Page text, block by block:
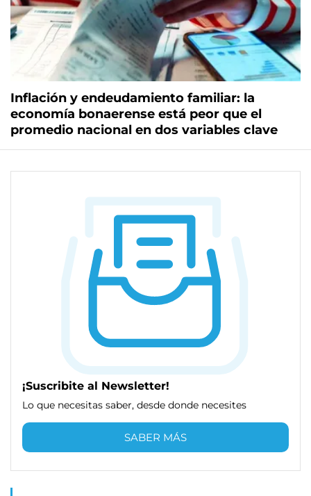
Inflación y endeudamiento familiar: la
economía bonaerense está peor que el
promedio nacional en dos variables clave
¡Suscribite al Newsletter!
Lo que necesitas saber, desde donde necesites
SABER MÁS